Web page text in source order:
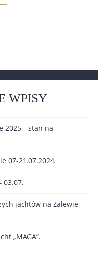
WPISY
2025 – stan na
07-21.07.2024.
03.07.
jachtów na Zalewie
„MAGA”.